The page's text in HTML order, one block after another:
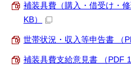
補装具費（購入・借受け・
KB）
世帯状況・収入等申告書 （
補装具費支給意見書 （PDF